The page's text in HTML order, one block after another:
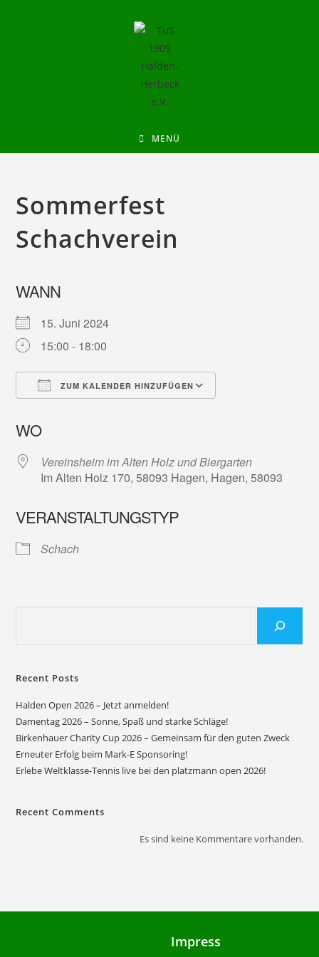
MENÜ
Sommerfest
Schachverein
WANN
15. Juni 2024
15:00 - 18:00
ZUM KALENDER HINZUFÜGEN
WO
Vereinsheim im Alten Holz und Biergarten
Im Alten Holz 170, 58093 Hagen, Hagen, 58093
VERANSTALTUNGSTYP
Schach
Recent Posts
Halden Open 2026 – Jetzt anmelden!
Damentag 2026 – Sonne, Spaß und starke Schläge!
Birkenhauer Charity Cup 2026 – Gemeinsam für den guten Zweck
Erneuter Erfolg beim Mark-E Sponsoring!
Erlebe Weltklasse-Tennis live bei den platzmann open 2026!
Recent Comments
Es sind keine Kommentare vorhanden.
Impress